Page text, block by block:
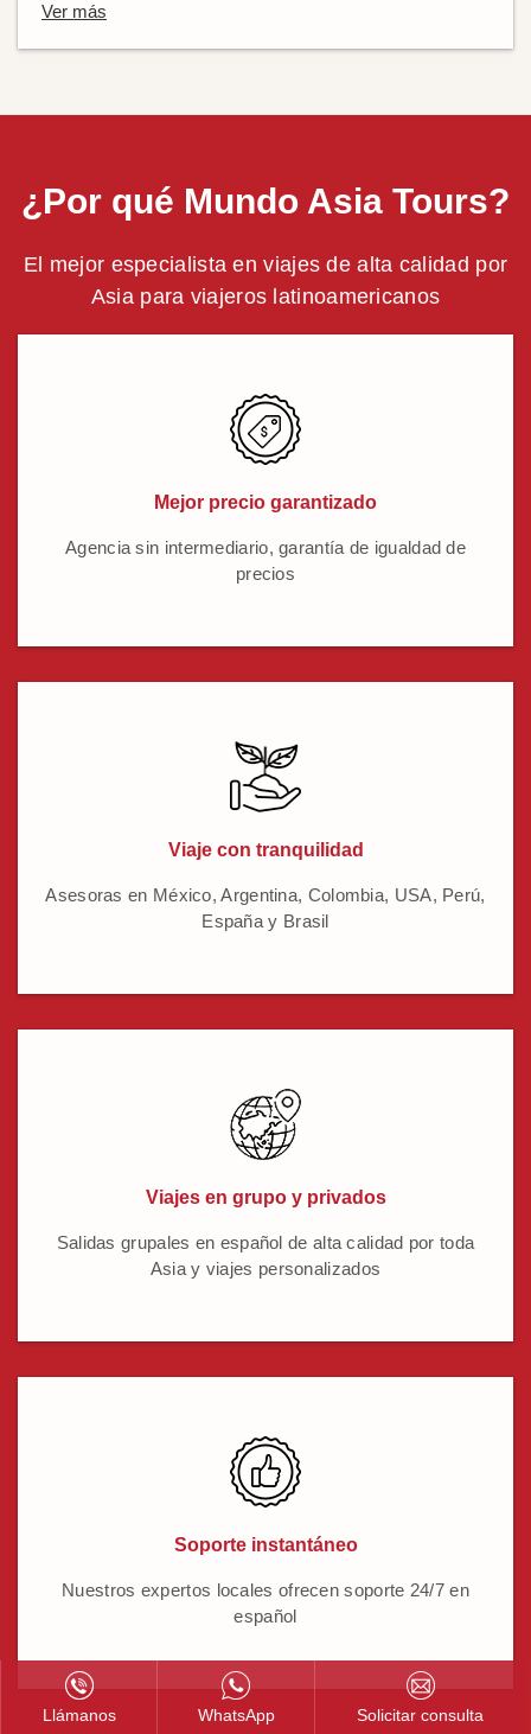
Ver más
¿Por qué Mundo Asia Tours?
El mejor especialista en viajes de alta calidad por
Asia para viajeros latinoamericanos
Mejor precio garantizado
Agencia sin intermediario, garantía de igualdad de
precios
Viaje con tranquilidad
Asesoras en México, Argentina, Colombia, USA, Perú,
España y Brasil
Viajes en grupo y privados
Salidas grupales en español de alta calidad por toda
Asia y viajes personalizados
Soporte instantáneo
Nuestros expertos locales ofrecen soporte 24/7 en
español
Llámanos WhatsApp Solicitar consulta